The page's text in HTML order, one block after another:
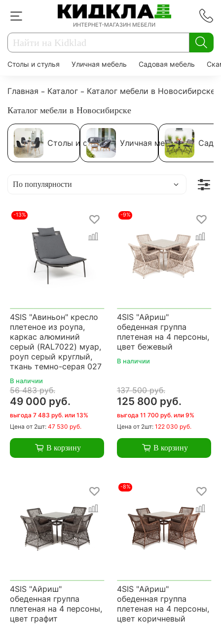
ИНТЕРНЕТ-МАГАЗИН МЕБЕЛИ
Столы и стулья Уличная мебель Садовая мебель
Главная Каталог
Каталог мебели в Новосибирске
Каталог мебели в Новосибирске
Столы и стулья Уличная мебель
-13%
4SIS "Авиньон" кресло
плетеное из роупа,
каркас алюминий
серый (RAL7022) муар,
роуп серый круглый,
ткань темно-серая 027
В наличии
56 483 руб.
49 000 руб.
выгода 7 483 руб. или 13%
Цена от 2шт: 47 530 руб.
В корзину
-9%
4SIS "Айриш"
обеденная группа
плетеная на 4 персоны,
цвет бежевый
В наличии
137 500 руб.
125 800 руб.
выгода 11 700 руб. или 9%
Цена от 2шт: 122 030 руб.
В корзину
4SIS "Айриш"
обеденная группа
плетеная на 4 персоны,
цвет графит
-8%
4SIS "Айриш"
обеденная группа
плетеная на 4 персоны,
цвет коричневый